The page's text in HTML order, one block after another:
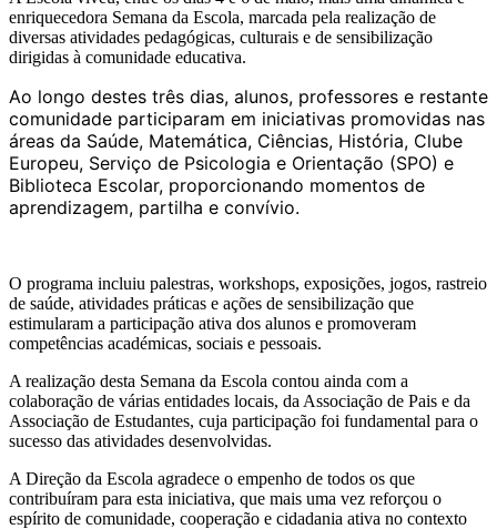
enriquecedora Semana da Escola, marcada pela realização de
diversas atividades pedagógicas, culturais e de sensibilização
dirigidas à comunidade educativa.
Ao longo destes três dias, alunos, professores e restante
comunidade participaram em iniciativas promovidas nas
áreas da Saúde, Matemática, Ciências, História, Clube
Europeu, Serviço de Psicologia e Orientação (SPO) e
Biblioteca Escolar, proporcionando momentos de
aprendizagem, partilha e convívio.
O programa incluiu palestras, workshops, exposições, jogos, rastreio
de saúde, atividades práticas e ações de sensibilização que
estimularam a participação ativa dos alunos e promoveram
competências académicas, sociais e pessoais.
A realização desta Semana da Escola contou ainda com a
colaboração de várias entidades locais, da Associação de Pais e da
Associação de Estudantes, cuja participação foi fundamental para o
sucesso das atividades desenvolvidas.
A Direção da Escola agradece o empenho de todos os que
contribuíram para esta iniciativa, que mais uma vez reforçou o
espírito de comunidade, cooperação e cidadania ativa no contexto